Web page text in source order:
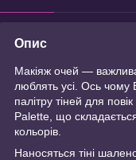
Опис
Макіяж очей —
люблять усі. Ось
палітру тіней для
Palette, що
кольорів.
Наносяться тіні